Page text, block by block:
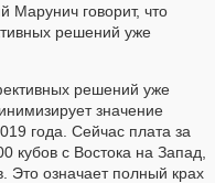
Марунич говорит, что
решений уже
решений уже
значение
года. Сейчас плата за
кубов с Востока на Запад,
Это означает полный крах